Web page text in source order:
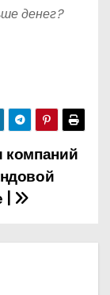
денег?
компаний